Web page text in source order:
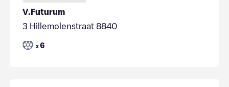
V.Futurum
3 Hillemolenstraat 8840
x 6